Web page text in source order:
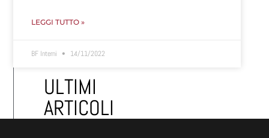
LEGGI TUTTO »
BF Interni 14/11/2022
ULTIMI
ARTICOLI